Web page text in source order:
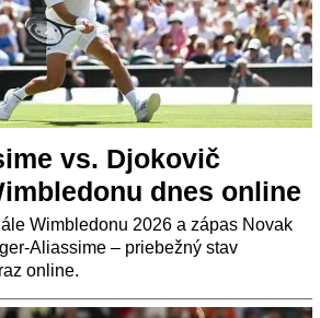
vs. Djokovič
dnes online
Wimbledonu 2026 a zápas Novak
Aliassime – priebežný stav
online.